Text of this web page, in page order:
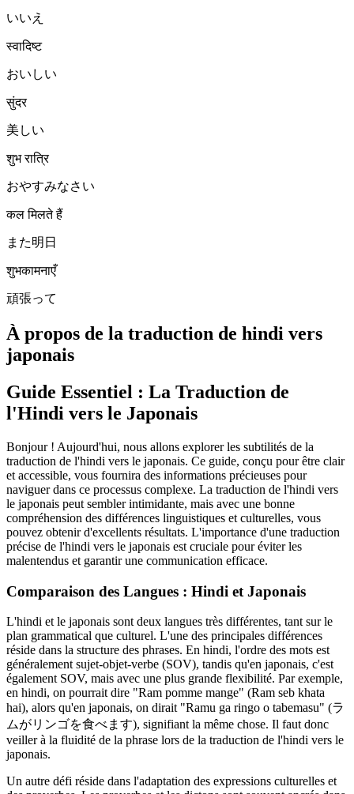
いいえ
स्वादिष्ट
おいしい
सुंदर
美しい
शुभ रात्रि
おやすみなさい
कल मिलते हैं
また明日
शुभकामनाएँ
頑張って
À propos de la traduction de hindi vers
japonais
Guide Essentiel : La Traduction de
l'Hindi vers le Japonais
Bonjour ! Aujourd'hui, nous allons explorer les subtilités de la
traduction de l'hindi vers le japonais. Ce guide, conçu pour être clair
et accessible, vous fournira des informations précieuses pour
naviguer dans ce processus complexe. La traduction de l'hindi vers
le japonais peut sembler intimidante, mais avec une bonne
compréhension des différences linguistiques et culturelles, vous
pouvez obtenir d'excellents résultats. L'importance d'une traduction
précise de l'hindi vers le japonais est cruciale pour éviter les
malentendus et garantir une communication efficace.
Comparaison des Langues : Hindi et Japonais
L'hindi et le japonais sont deux langues très différentes, tant sur le
plan grammatical que culturel. L'une des principales différences
réside dans la structure des phrases. En hindi, l'ordre des mots est
généralement sujet-objet-verbe (SOV), tandis qu'en japonais, c'est
également SOV, mais avec une plus grande flexibilité. Par exemple,
en hindi, on pourrait dire "Ram pomme mange" (Ram seb khata
hai), alors qu'en japonais, on dirait "Ramu ga ringo o tabemasu" (ラ
ムがリンゴを食べます), signifiant la même chose. Il faut donc
veiller à la fluidité de la phrase lors de la traduction de l'hindi vers le
japonais.
Un autre défi réside dans l'adaptation des expressions culturelles et